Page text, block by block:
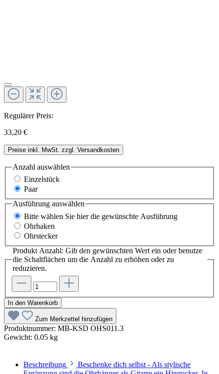
Regulärer Preis:
33,20 €
Preise inkl. MwSt. zzgl. Versandkosten
Anzahl auswählen
Einzelstück
Paar
Ausführung auswählen
Bitte wählen Sie hier die gewünschte Ausführung
Ohrhaken
Ohrstecker
Produkt Anzahl: Gib den gewünschten Wert ein oder benutze
die Schaltflächen um die Anzahl zu erhöhen oder zu
reduzieren.
In den Warenkorb
Zum Merkzettel hinzufügen
Produktnummer: MB-KSD OHS011.3
Gewicht: 0.05 kg
Beschreibung
Beschenke dich selbst - Als stylische